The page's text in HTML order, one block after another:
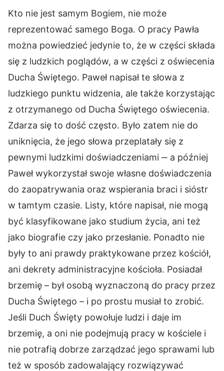
Kto nie jest samym Bogiem, nie może
reprezentować samego Boga. O pracy Pawła
można powiedzieć jedynie to, że w części składa
się z ludzkich poglądów, a w części z oświecenia
Ducha Świętego. Paweł napisał te słowa z
ludzkiego punktu widzenia, ale także korzystając
z otrzymanego od Ducha Świętego oświecenia.
Zdarza się to dość często. Było zatem nie do
uniknięcia, że jego słowa przeplatały się z
pewnymi ludzkimi doświadczeniami ‒ a później
Paweł wykorzystał swoje własne doświadczenia
do zaopatrywania oraz wspierania braci i sióstr
w tamtym czasie. Listy, które napisał, nie mogą
być klasyfikowane jako studium życia, ani też
jako biografie czy jako przesłanie. Ponadto nie
były to ani prawdy praktykowane przez kościół,
ani dekrety administracyjne kościoła. Posiadał
brzemię – był osobą wyznaczoną do pracy przez
Ducha Świętego – i po prostu musiał to zrobić.
Jeśli Duch Święty powołuje ludzi i daje im
brzemię, a oni nie podejmują pracy w kościele i
nie potrafią dobrze zarządzać jego sprawami lub
też w sposób zadowalający rozwiązywać